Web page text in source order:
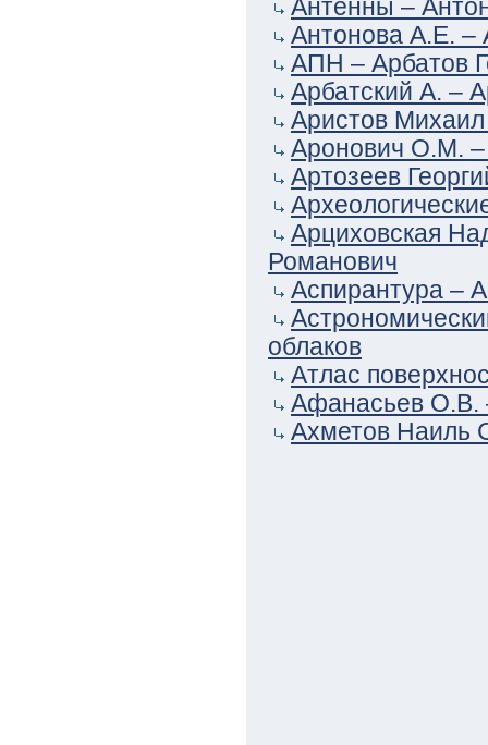
Антенны –
Антонова А.Е. –
АПН – Арбатов
Арбатский А. –
Аристов
Аронович О.М. –
Артозеев
Арциховская
Романович
Аспирантура –
облаков
Атлас
Афанасьев О.В.
Ахметов Наиль